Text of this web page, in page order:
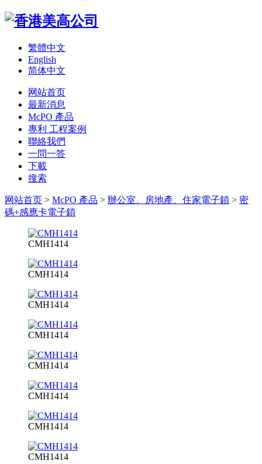
繁體中文
English
简体中文
网站首页
最新消息
McPO 產品
專利 工程案例
聯絡我們
一問一答
下載
搜索
网站首页 > McPO 產品 > 辦公室、房地產、住家電子鎖 > 密
碼+感應卡電子鎖
CMH1414
CMH1414
CMH1414
CMH1414
CMH1414
CMH1414
CMH1414
CMH1414